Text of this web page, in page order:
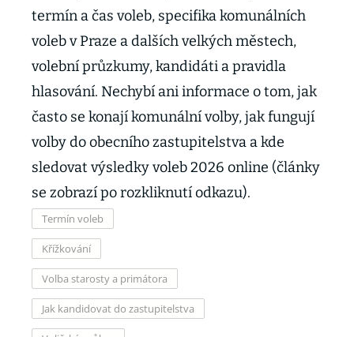
termín a čas voleb, specifika komunálních
voleb v Praze a dalších velkých městech,
volební průzkumy, kandidáti a pravidla
hlasování. Nechybí ani informace o tom, jak
často se konají komunální volby, jak fungují
volby do obecního zastupitelstva a kde
sledovat výsledky voleb 2026 online (články
se zobrazí po rozkliknutí odkazu).
Termín voleb
Křížkování
Volba starosty a primátora
Jak kandidovat do zastupitelstva